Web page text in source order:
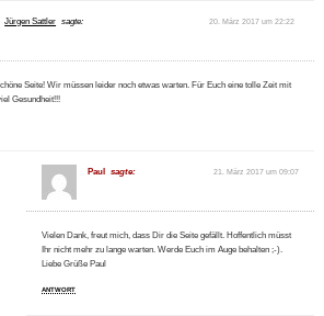
Jürgen Sattler sagte: 20. März 2017 um 22:22
Seite! Wir müssen leider noch etwas warten. Für Euch eine tolle Zeit mit
Gesundheit!!!
Paul sagte: 21. März 2017 um 09:07
Vielen Dank, freut mich, dass Dir die Seite gefällt. Hoffentlich müsst
Ihr nicht mehr zu lange warten. Werde Euch im Auge behalten ;-).
Liebe Grüße Paul
ANTWORT